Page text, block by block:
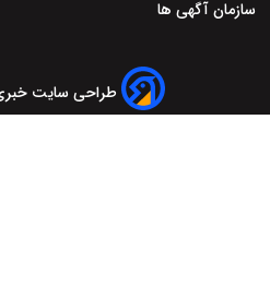
طراحی سایت خبری و خبرگزاری آسام